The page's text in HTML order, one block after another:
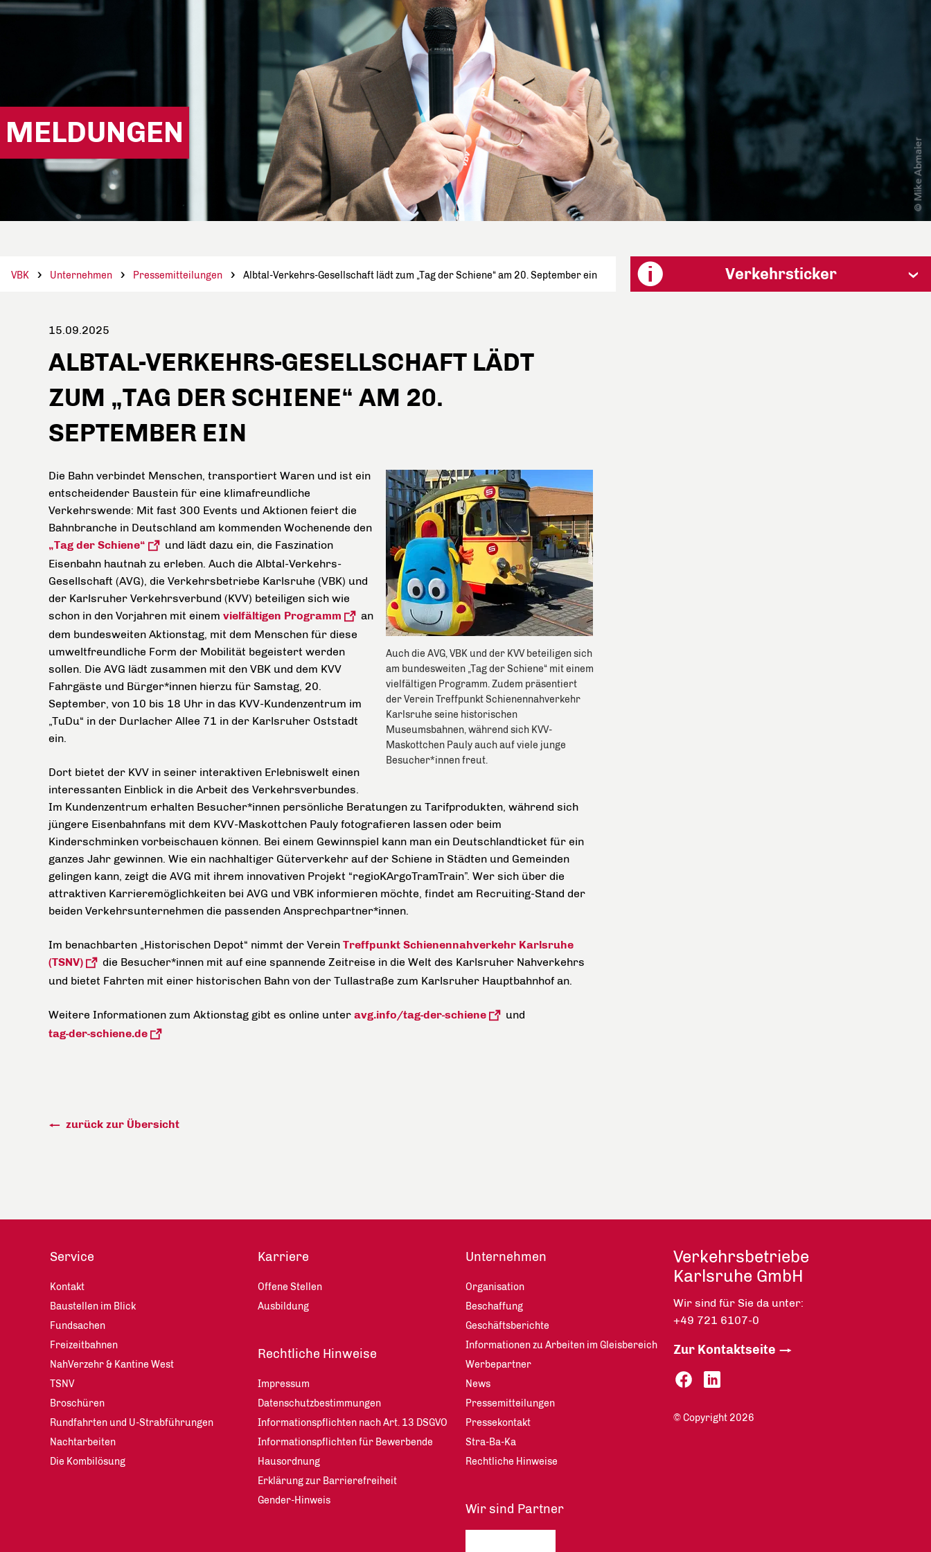
MELDUNGEN
VBK Unternehmen Pressemitteilungen Albtal-Verkehrs-Gesellschaft lädt zum „Tag der Schiene“ am 20. September ein
15.09.2025
ALBTAL-VERKEHRS-GESELLSCHAFT LÄDT
ZUM „TAG DER SCHIENE“ AM 20.
SEPTEMBER EIN
Auch die AVG, VBK und der KVV beteiligen sich
am bundesweiten „Tag der Schiene“ mit einem
vielfältigen Programm. Zudem präsentiert
der Verein Treffpunkt Schienennahverkehr
Karlsruhe seine historischen
Museumsbahnen, während sich KVV-
Maskottchen Pauly auch auf viele junge
Besucher*innen freut.
Die Bahn verbindet Menschen, transportiert Waren und ist ein
entscheidender Baustein für eine klimafreundliche
Verkehrswende: Mit fast 300 Events und Aktionen feiert die
Bahnbranche in Deutschland am kommenden Wochenende den
„Tag der Schiene“
und lädt dazu ein, die Faszination
Eisenbahn hautnah zu erleben. Auch die Albtal-Verkehrs-
Gesellschaft (AVG), die Verkehrsbetriebe Karlsruhe (VBK) und
der Karlsruher Verkehrsverbund (KVV) beteiligen sich wie
schon in den Vorjahren mit einem vielfältigen Programm
an
dem bundesweiten Aktionstag, mit dem Menschen für diese
umweltfreundliche Form der Mobilität begeistert werden
sollen. Die AVG lädt zusammen mit den VBK und dem KVV
Fahrgäste und Bürger*innen hierzu für Samstag, 20.
September, von 10 bis 18 Uhr in das KVV-Kundenzentrum im
„TuDu“ in der Durlacher Allee 71 in der Karlsruher Oststadt
ein.
Dort bietet der KVV in seiner interaktiven Erlebniswelt einen
interessanten Einblick in die Arbeit des Verkehrsverbundes.
Im Kundenzentrum erhalten Besucher*innen persönliche Beratungen zu Tarifprodukten, während sich
jüngere Eisenbahnfans mit dem KVV-Maskottchen Pauly fotografieren lassen oder beim
Kinderschminken vorbeischauen können. Bei einem Gewinnspiel kann man ein Deutschlandticket für ein
ganzes Jahr gewinnen. Wie ein nachhaltiger Güterverkehr auf der Schiene in Städten und Gemeinden
gelingen kann, zeigt die AVG mit ihrem innovativen Projekt “regioKArgoTramTrain”. Wer sich über die
attraktiven Karrieremöglichkeiten bei AVG und VBK informieren möchte, findet am Recruiting-Stand der
beiden Verkehrsunternehmen die passenden Ansprechpartner*innen.
Im benachbarten „Historischen Depot“ nimmt der Verein Treffpunkt Schienennahverkehr Karlsruhe
(TSNV)
die Besucher*innen mit auf eine spannende Zeitreise in die Welt des Karlsruher Nahverkehrs
und bietet Fahrten mit einer historischen Bahn von der Tullastraße zum Karlsruher Hauptbahnhof an.
Weitere Informationen zum Aktionstag gibt es online unter avg.info/tag-der-schiene
und
tag-der-schiene.de
zurück zur Übersicht
Verkehrsticker
Service
Kontakt
Baustellen im Blick
Fundsachen
Freizeitbahnen
NahVerzehr & Kantine West
TSNV
Broschüren
Rundfahrten und U-Strabführungen
Nachtarbeiten
Die Kombilösung
Karriere
Offene Stellen
Ausbildung
Rechtliche Hinweise
Impressum
Datenschutzbestimmungen
Informationspflichten nach Art. 13 DSGVO
Informationspflichten für Bewerbende
Hausordnung
Erklärung zur Barrierefreiheit
Gender-Hinweis
Unternehmen
Organisation
Beschaffung
Geschäftsberichte
Informationen zu Arbeiten im Gleisbereich
Werbepartner
News
Pressemitteilungen
Pressekontakt
Stra-Ba-Ka
Rechtliche Hinweise
Wir sind Partner
Verkehrsbetriebe
Karlsruhe GmbH
Wir sind für Sie da unter:
+49 721 6107-0
Zur Kontaktseite
© Copyright 2026